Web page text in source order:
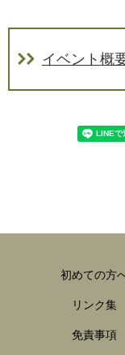
イベント概
初めての方
リンク集
免責事項